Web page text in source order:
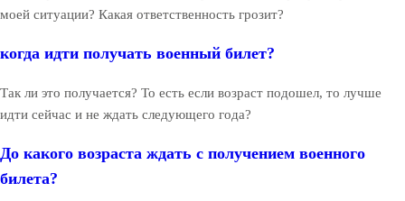
моей ситуации? Какая ответственность грозит?
когда идти получать военный билет?
Так ли это получается? То есть если возраст подошел, то лучше
идти сейчас и не ждать следующего года?
До какого возраста ждать с получением военного
билета?